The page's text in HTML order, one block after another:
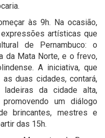
às 9h. Na ocasião,
artísticas que
de Pernambuco: o
da Mata Norte, e o frevo,
A iniciativa, que
duas cidades, contará,
da cidade alta,
um diálogo
brincantes, mestres e
das 15h.